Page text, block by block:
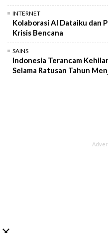
INTERNET
Kolaborasi AI Dataiku dan
Krisis Bencana
SAINS
Indonesia Terancam
Selama Ratusan Tahun